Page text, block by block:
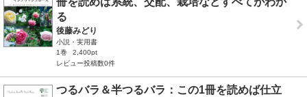
る
後藤みどり
小説・実用書
1巻
2,400pt
レビュー投稿数0件
つるバラ＆半つるバラ：この1冊を読めば仕立